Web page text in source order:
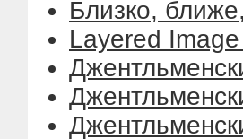
Близко,
Layered